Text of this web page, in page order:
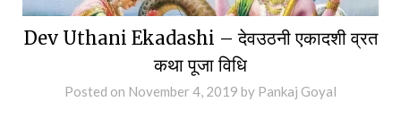
Dev Uthani Ekadashi – देवउठनी एकादशी व्रत
कथा पूजा विधि
Posted on November 4, 2019 by Pankaj Goyal